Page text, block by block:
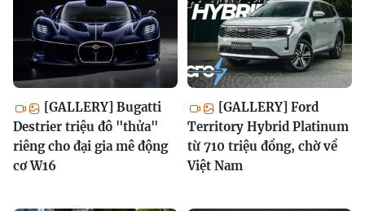
[GALLERY] Bugatti
Destrier triệu đô "thửa"
riêng cho đại gia mê động
cơ W16
[GALLERY] Ford
Territory Hybrid Platinum
từ 710 triệu đồng, chờ về
Việt Nam